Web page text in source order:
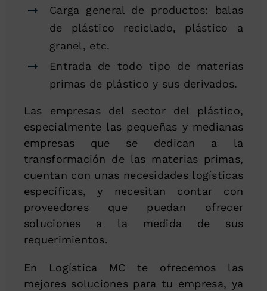
Carga general de productos: balas
de plástico reciclado, plástico a
granel, etc.
Entrada de todo tipo de materias
primas de plástico y sus derivados.
Las empresas del sector del plástico,
especialmente las pequeñas y medianas
empresas que se dedican a la
transformación de las materias primas,
cuentan con unas necesidades logísticas
específicas, y necesitan contar con
proveedores que puedan ofrecer
soluciones a la medida de sus
requerimientos.
En Logística MC te ofrecemos las
mejores soluciones para tu empresa, ya